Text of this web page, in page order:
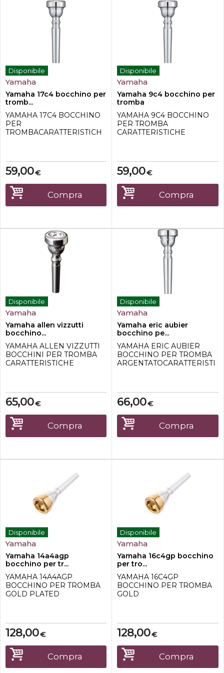
Disponibile
Yamaha
Yamaha 17c4 bocchino per
tromb...
YAMAHA 17C4 BOCCHINO
PER
TROMBACARATTERISTICH
del rim: tondo medio
(semipiatto)-Larghezza del
rim : Standard-Profondità
della tazza: media
(standard)-Alesaggio: 3,65
mm-Backbore: Medio
€
59,00
Compra
Disponibile
Yamaha
Yamaha 9c4 bocchino per
tromba
YAMAHA 9C4 BOCCHINO
PER TROMBA
CARATTERISTICHE
rim: Semi piatto -Larghezza
rim Standard-Profondità
tazza: Medium-standard-
Alesaggio: 3.65mm-
Backbore: Medio-stretto-
Colore: Argentato
€
59,00
Compra
Disponibile
Yamaha
Yamaha allen vizzutti
bocchino...
YAMAHA ALLEN VIZZUTTI
BOCCHINI PER TROMBA
CARATTERISTICHE
16,67 mm- Contorno del rim :
semipiatto- Profondità della
tazza: molto bassa-
Alesaggio: 3,56 mm-
Backbore : molto stretto
€
65,00
Compra
Disponibile
Yamaha
Yamaha eric aubier
bocchino pe...
YAMAHA ERIC AUBIER
BOCCHINO PER TROMBA
ARGENTATOCARATTERISTI
-Spessore rim: Standard -
Profondità tazza: Standard -
Bore: 3,80mm -Backbore:
Standard-Argentato
€
66,00
Compra
Disponibile
Yamaha
Yamaha 14a4agp
bocchino per tr...
YAMAHA 14A4AGP
BOCCHINO PER TROMBA
GOLD PLATED
placcati oro- Diametro
interno: 16,68 mm- Profilo
del cerchio: semipiatto-
Profondità della tazza: poco
profonda- Alesaggio: 3,65
mm- Backbore: semi-stretto
€
128,00
Compra
Disponibile
Yamaha
Yamaha 16c4gp bocchino
per tro...
YAMAHA 16C4GP
BOCCHINO PER TROMBA
GOLD
foro placcati oro-Diametro
interno: 17,00 mm-Profilo
del rim: semipiatto-
Profondità tazza: standard-
Alesaggio: 3,65 mm-
Backbore: semi-stretto
€
128,00
Compra